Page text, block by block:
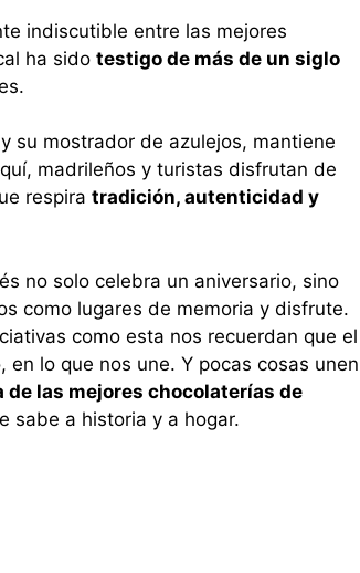
indiscutible entre las mejores
ha sido testigo de más de un siglo
su mostrador de azulejos, mantiene
madrileños y turistas disfrutan de
respira tradición, autenticidad y
no solo celebra un aniversario, sino
como lugares de memoria y disfrute.
como esta nos recuerdan que el
lo que nos une. Y pocas cosas unen
las mejores chocolaterías de
sabe a historia y a hogar.